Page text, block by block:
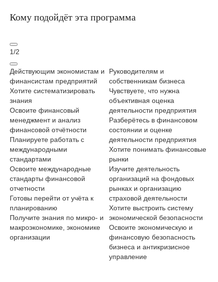
Кому подойдёт эта программа
1/2
Действующим экономистам и
финансистам предприятий
Хотите систематизировать
знания
Освоите финансовый
менеджмент и анализ
финансовой отчётности
Планируете работать с
международными
стандартами
Освоите международные
стандарты финансовой
отчетности
Готовы перейти от учёта к
планированию
Получите знания по микро- и
макроэкономике, экономике
организации
Руководителям и
собственникам бизнеса
Чувствуете, что нужна
объективная оценка
деятельности предприятия
Разберётесь в финансовом
состоянии и оценке
деятельности предприятия
Хотите понимать финансовые
рынки
Изучите деятельность
организаций на фондовых
рынках и организацию
страховой деятельности
Хотите выстроить систему
экономической безопасности
Освоите экономическую и
финансовую безопасность
бизнеса и антикризисное
управление